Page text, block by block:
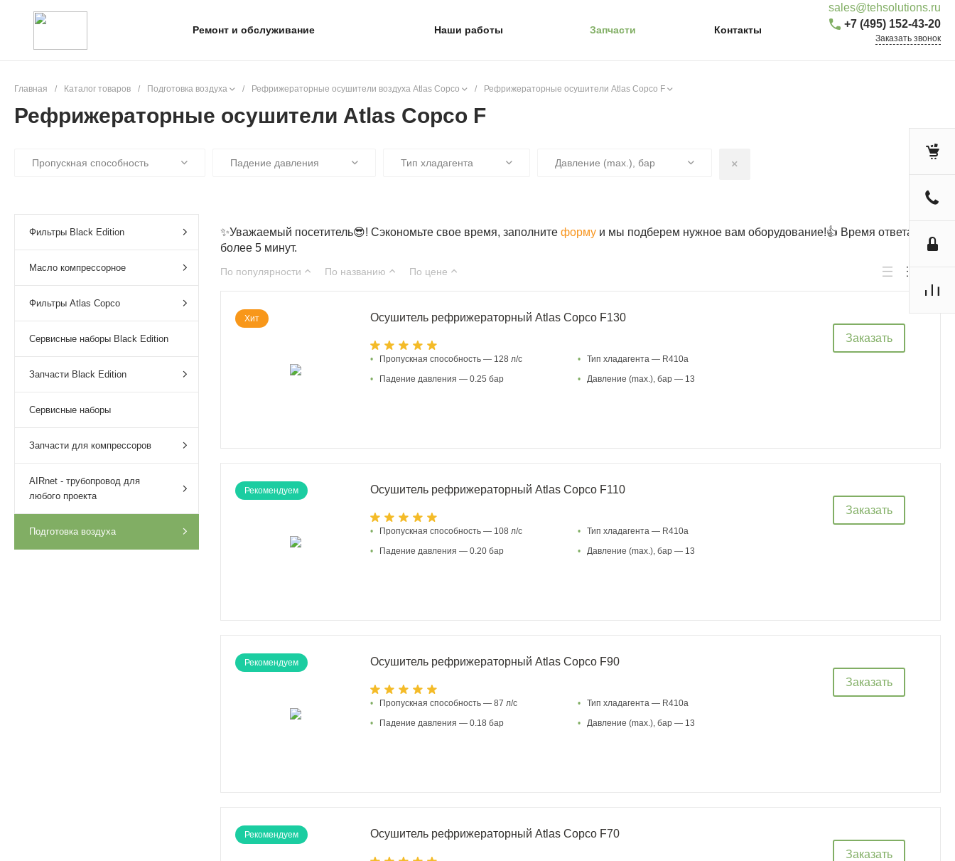
Ремонт и обслуживание Наши работы Запчасти Контакты
sales@tehsolutions.ru
+7 (495) 152-43-20
Заказать звонок
Главная / Каталог товаров / Подготовка воздуха / Рефрижераторные осушители воздуха Atlas Copco / Рефрижераторные осушители Atlas Copco F
Рефрижераторные осушители Atlas Copco F
Пропускная способность Падение давления Тип хладагента Давление (max.), бар
Фильтры Black Edition
Масло компрессорное
Фильтры Atlas Copco
Сервисные наборы Black Edition
Запчасти Black Edition
Сервисные наборы
Запчасти для компрессоров
AIRnet - трубопровод для
любого проекта
Подготовка воздуха
✨Уважаемый посетитель😎! Сэкономьте свое время, заполните форму и мы подберем нужное вам оборудование!👍 Время ответа не
более 5 минут.
По популярности По названию По цене
Хит
Заказать
Осушитель рефрижераторный Atlas Copco F130
•
Пропускная способность — 128 л/с
•
Падение давления — 0.25 бар
•
Тип хладагента — R410a
•
Давление (max.), бар — 13
Рекомендуем
Заказать
Осушитель рефрижераторный Atlas Copco F110
•
Пропускная способность — 108 л/с
•
Падение давления — 0.20 бар
•
Тип хладагента — R410a
•
Давление (max.), бар — 13
Рекомендуем
Заказать
Осушитель рефрижераторный Atlas Copco F90
•
Пропускная способность — 87 л/с
•
Падение давления — 0.18 бар
•
Тип хладагента — R410a
•
Давление (max.), бар — 13
Рекомендуем
Заказать
Осушитель рефрижераторный Atlas Copco F70